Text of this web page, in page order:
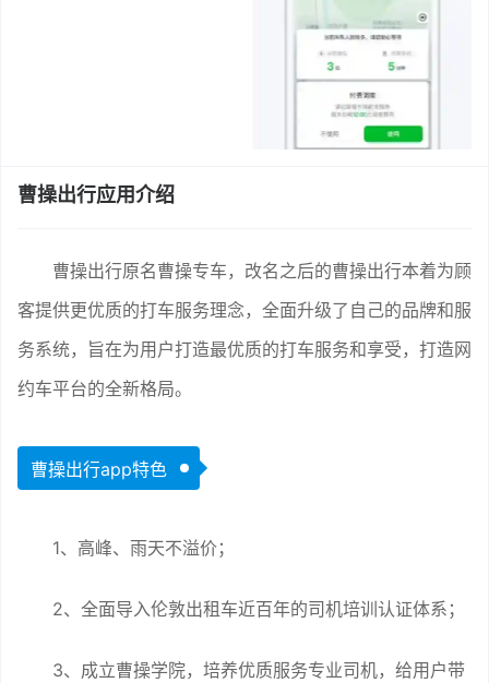
曹操出行应用介绍
曹操出行原名曹操专车，改名之后的曹操出行本着为顾
客提供更优质的打车服务理念，全面升级了自己的品牌和服
务系统，旨在为用户打造最优质的打车服务和享受，打造网
约车平台的全新格局。
曹操出行app特色
1、高峰、雨天不溢价；
2、全面导入伦敦出租车近百年的司机培训认证体系；
3、成立曹操学院，培养优质服务专业司机，给用户带